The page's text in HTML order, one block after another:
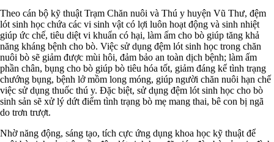
Theo cán bộ kỹ thuật Trạm Chăn nuôi và Thú y huyện Vũ Thư, đệm
lót sinh học chứa các vi sinh vật có lợi luôn hoạt động và sinh nhiệt
giúp ức chế, tiêu diệt vi khuẩn có hại, làm ấm cho bò giúp tăng khả
năng kháng bệnh cho bò. Việc sử dụng đệm lót sinh học trong chăn
nuôi bò sẽ giảm được mùi hôi, đảm bảo an toàn dịch bệnh; làm ấm
phần chân, bụng cho bò giúp bò tiêu hóa tốt, giảm đáng kể tình trạng
chướng bụng, bệnh lở mồm long móng, giúp người chăn nuôi hạn chế
việc sử dụng thuốc thú y. Đặc biệt, sử dụng đệm lót sinh học cho bò
sinh sản sẽ xử lý dứt điểm tình trạng bò mẹ mang thai, bê con bị ngã
do trơn trượt.
Nhờ năng động, sáng tạo, tích cực ứng dụng khoa học kỹ thuật để